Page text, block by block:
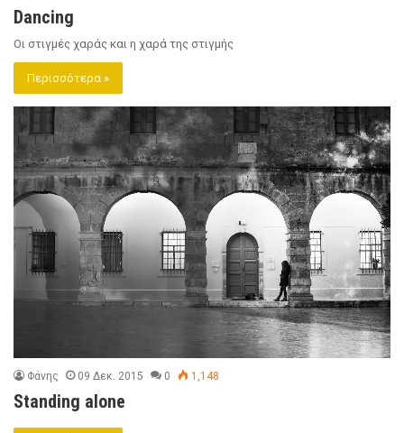
Dancing
Οι στιγμές χαράς και η χαρά της στιγμής
Περισσότερα »
Φάνης 09 Δεκ. 2015 0 1,148
Standing alone